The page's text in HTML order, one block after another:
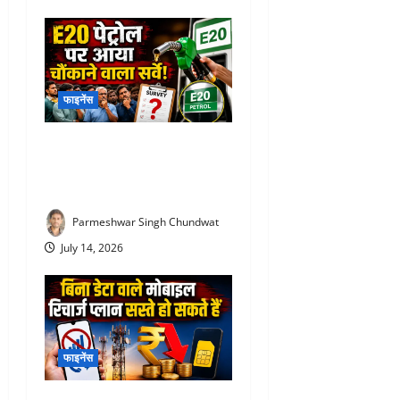
फाइनेंस
Parmeshwar Singh Chundwat
July 14, 2026
फाइनेंस